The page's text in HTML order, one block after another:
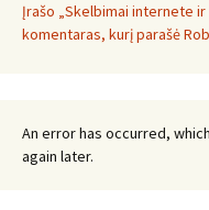
Įrašo „Skelbimai internete
komentaras, kurį parašė
An error has occurred,
again later.